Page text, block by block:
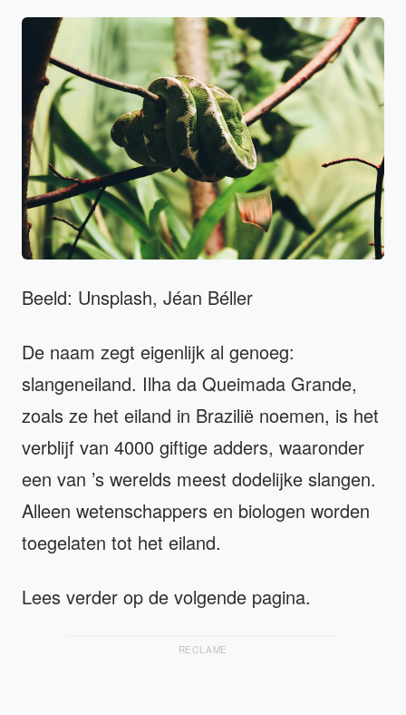
Beeld: Unsplash, Jéan Béller
De naam zegt eigenlijk al genoeg:
slangeneiland. Ilha da Queimada Grande,
zoals ze het eiland in Brazilië noemen, is het
verblijf van 4000 giftige adders, waaronder
een van ’s werelds meest dodelijke slangen.
Alleen wetenschappers en biologen worden
toegelaten tot het eiland.
Lees verder op de volgende pagina.
RECLAME